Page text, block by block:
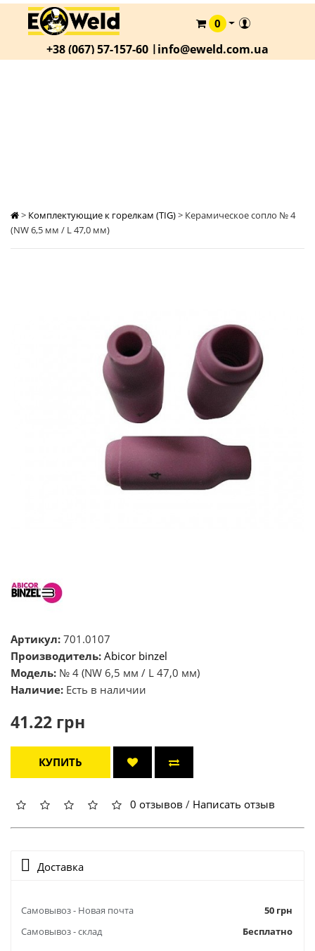
КАТАЛОГ
О
0
+38 (067) 57-157-60 |info@eweld.com.ua
> Комплектующие к горелкам (TIG)> Керамическое сопло № 4
(NW 6,5 мм / L 47,0 мм)
Артикул: 701.0107
Производитель: Abicor binzel
Модель: № 4 (NW 6,5 мм / L 47,0 мм)
Наличие: Есть в наличии
41.22 грн
КУПИТЬ
0 отзывов / Написать отзыв
Доставка
Самовывоз - Новая почта
50 грн
Самовывоз - склад
Бесплатно